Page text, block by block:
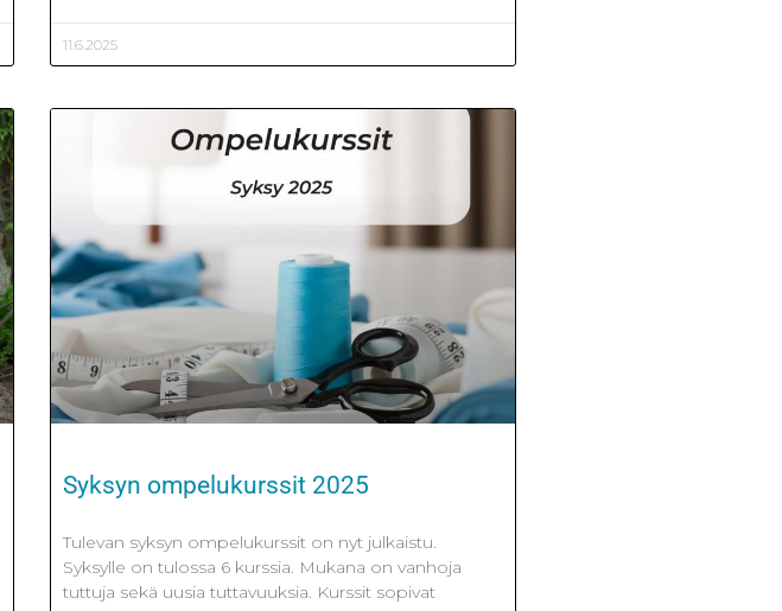
11.6.2025
Syksyn ompelukurssit 2025
Tulevan syksyn ompelukurssit on nyt julkaistu.
Syksylle on tulossa 6 kurssia. Mukana on vanhoja
tuttuja sekä uusia tuttavuuksia. Kurssit sopivat